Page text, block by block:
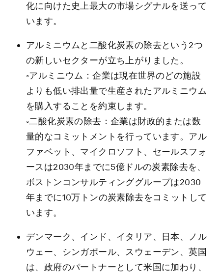
化に向けた史上最大の市場シグナルを送って
います。
アルミニウムと二酸化炭素の除去という2つ
の新しいセクターが立ち上がりました。
◦アルミニウム：企業は現在世界のどの施設
よりも低い排出量で生産されたアルミニウム
を購入することを約束します。
◦二酸化炭素の除去：企業は財政的または数
量的なコミットメントを行っています。アル
ファベット、マイクロソフト、セールスフォ
ースは2030年までに5億ドルの炭素除去を、
ボストンコンサルティンググループは2030
年までに10万トンの炭素除去をコミットして
います。
デンマーク、インド、イタリア、日本、ノル
ウェー、シンガポール、スウェーデン、英国
は、政府のパートナーとして米国に加わり、